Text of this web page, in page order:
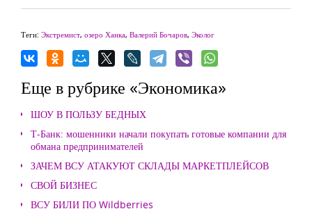
Теги: Экстремист, озеро Ханка, Валерий Бочаров, Эколог
Еще в рубрике «Экономика»
ШОУ В ПОЛЬЗУ БЕДНЫХ
Т-Банк: мошенники начали покупать готовые компании для
обмана предпринимателей
ЗАЧЕМ ВСУ АТАКУЮТ СКЛАДЫ МАРКЕТПЛЕЙСОВ
СВОЙ БИЗНЕС
ВСУ БИЛИ ПО Wildberries